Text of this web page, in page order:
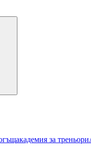
академия за треньори